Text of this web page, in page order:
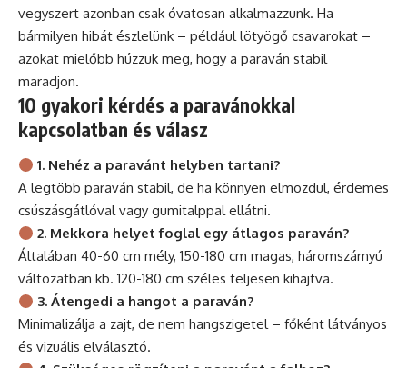
vegyszert azonban csak óvatosan alkalmazzunk. Ha
bármilyen hibát észlelünk – például lötyögő csavarokat –
azokat mielőbb húzzuk meg, hogy a paraván stabil
maradjon.
10 gyakori kérdés a paravánokkal
kapcsolatban és válasz
1. Nehéz a paravánt helyben tartani?
A legtöbb paraván stabil, de ha könnyen elmozdul, érdemes
csúszásgátlóval vagy gumitalppal ellátni.
2. Mekkora helyet foglal egy átlagos paraván?
Általában 40-60 cm mély, 150-180 cm magas, háromszárnyú
változatban kb. 120-180 cm széles teljesen kihajtva.
3. Átengedi a hangot a paraván?
Minimalizálja a zajt, de nem hangszigetel – főként látványos
és vizuális elválasztó.